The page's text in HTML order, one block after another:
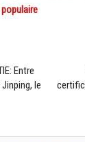
Entre
le